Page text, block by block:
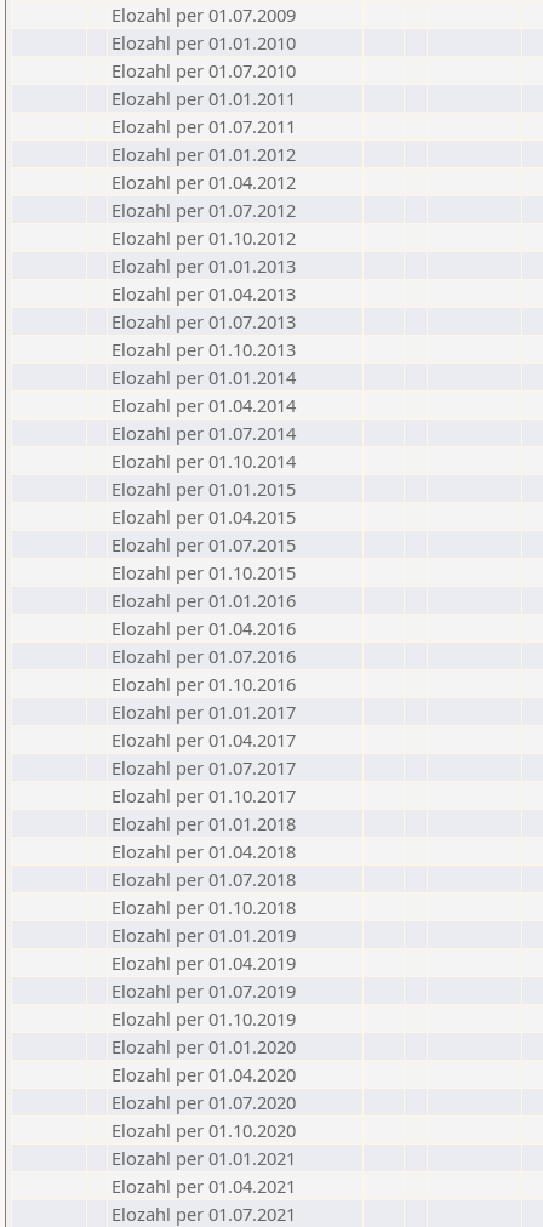
Elozahl per 01.07.2009
Elozahl per 01.01.2010
Elozahl per 01.07.2010
Elozahl per 01.01.2011
Elozahl per 01.07.2011
Elozahl per 01.01.2012
Elozahl per 01.04.2012
Elozahl per 01.07.2012
Elozahl per 01.10.2012
Elozahl per 01.01.2013
Elozahl per 01.04.2013
Elozahl per 01.07.2013
Elozahl per 01.10.2013
Elozahl per 01.01.2014
Elozahl per 01.04.2014
Elozahl per 01.07.2014
Elozahl per 01.10.2014
Elozahl per 01.01.2015
Elozahl per 01.04.2015
Elozahl per 01.07.2015
Elozahl per 01.10.2015
Elozahl per 01.01.2016
Elozahl per 01.04.2016
Elozahl per 01.07.2016
Elozahl per 01.10.2016
Elozahl per 01.01.2017
Elozahl per 01.04.2017
Elozahl per 01.07.2017
Elozahl per 01.10.2017
Elozahl per 01.01.2018
Elozahl per 01.04.2018
Elozahl per 01.07.2018
Elozahl per 01.10.2018
Elozahl per 01.01.2019
Elozahl per 01.04.2019
Elozahl per 01.07.2019
Elozahl per 01.10.2019
Elozahl per 01.01.2020
Elozahl per 01.04.2020
Elozahl per 01.07.2020
Elozahl per 01.10.2020
Elozahl per 01.01.2021
Elozahl per 01.04.2021
Elozahl per 01.07.2021